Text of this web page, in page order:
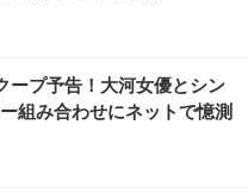
ープ予告！大河女優とシン
組み合わせにネットで憶測